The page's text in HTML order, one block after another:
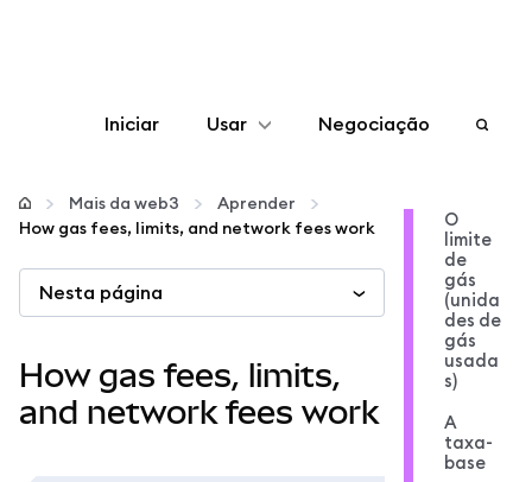
Iniciar Usar
Configurar
Mais web3
Fique em segurança
Negociação
Mais da web3
Aprender
How gas fees, limits, and network fees work
Nesta página
How gas fees, limits,
and network fees work
O
limite
de
gás
(unida
des de
gás
usada
s)
A
taxa-
base